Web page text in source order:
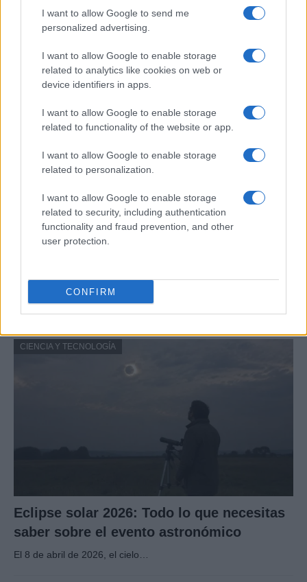
I want to allow Google to send me
personalized advertising.
I want to allow Google to enable storage
related to analytics like cookies on web or
device identifiers in apps.
I want to allow Google to enable storage
related to functionality of the website or app.
I want to allow Google to enable storage
related to personalization.
I want to allow Google to enable storage
related to security, including authentication
functionality and fraud prevention, and other
user protection.
CONFIRM
Cómo elegir una carrera STEAM: perfiles
emergentes y competencias clave
Descubre cómo elegir la mejor opción en STEAM:…
sobre Juri, la nueva guerrera
Los juegos de lucha, orientados sin duda a…
CIENCIA Y TECNOLOGÍA
Eclipse solar 2026: Todo lo que necesitas
saber sobre el evento astronómico
El 8 de abril de 2026, el cielo…